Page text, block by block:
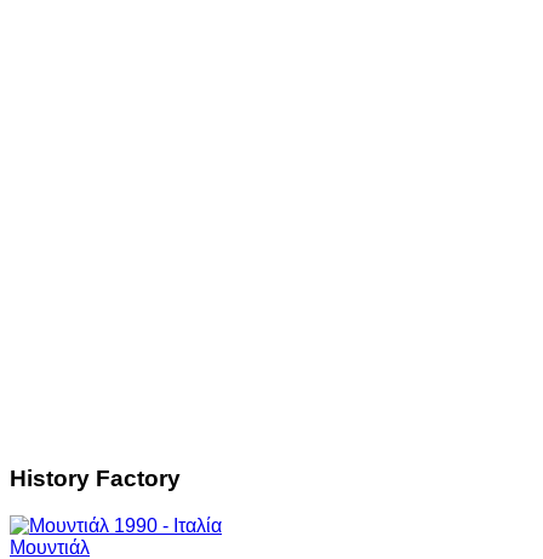
History Factory
Μουντιάλ